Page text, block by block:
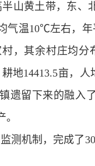
山黄土带，东
气温10℃左右，
，其余村庄均分
地14413.5亩，
遗留下来的融
测机制，完成了